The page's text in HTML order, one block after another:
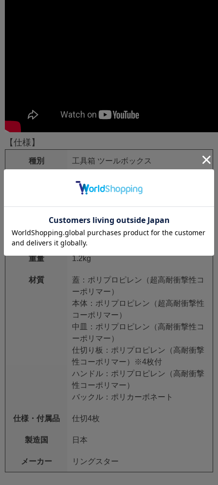
【仕様】
種別 工具箱 ツールボックス
スーパーツールボックス
（L)×（W)×（H)
外寸：443×216×160mm
内寸：405×162×80mm
重量 1.2kg
材質
蓋：ポリプロピレン（超高耐衝撃性コ
ーポリマー）
本体：ポリプロピレン（超高耐衝撃性
コーポリマー）
中皿：ポリプロピレン（高耐衝撃性コ
ーポリマー）
仕切り板：ポリプロピレン（高耐衝撃
性コーポリマー）※4枚付
ハンドル：ポリプロピレン（高耐衝撃
性コーポリマー）
バックル：ポリカーボネート
仕様・付属品 仕切4枚
製造国 日本
メーカー リングスター